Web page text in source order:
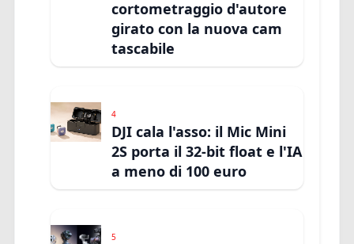
cortometraggio d'autore
girato con la nuova cam
tascabile
4
DJI cala l'asso: il Mic Mini
2S porta il 32-bit float e l'IA
a meno di 100 euro
5